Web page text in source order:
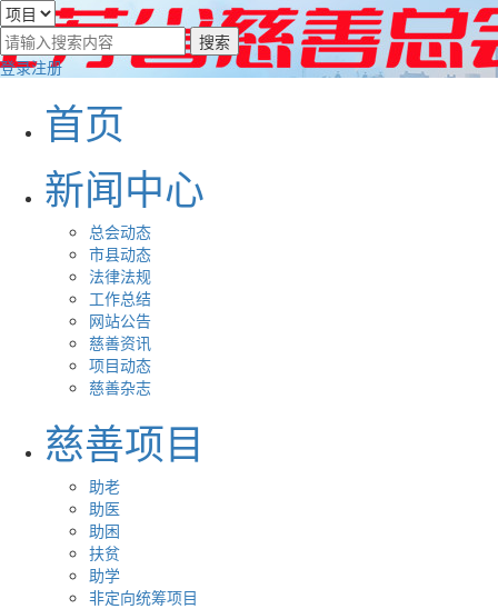
登录注册
首页
新闻中心
总会动态
市县动态
法律法规
工作总结
网站公告
慈善资讯
项目动态
慈善杂志
慈善项目
助老
助医
助困
扶贫
助学
非定向统筹项目